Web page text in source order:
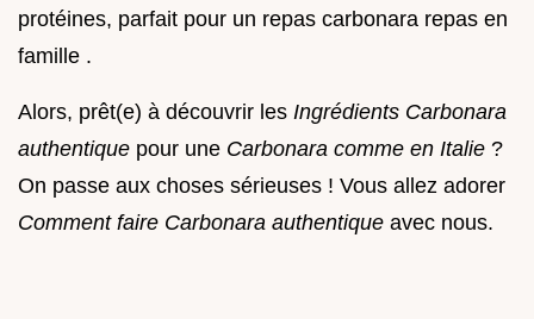
protéines, parfait pour un repas carbonara repas en
famille .
Alors, prêt(e) à découvrir les Ingrédients Carbonara
authentique pour une Carbonara comme en Italie ?
On passe aux choses sérieuses ! Vous allez adorer
Comment faire Carbonara authentique avec nous.